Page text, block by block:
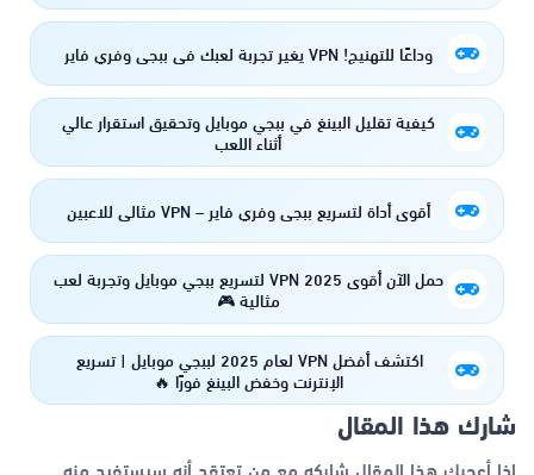
وداعًا للتهنيج! VPN يغير تجربة لعبك في ببجي وفري فاير
كيفية تقليل البينغ في ببجي موبايل وتحقيق استقرار عالي
أثناء اللعب
أقوى أداة لتسريع ببجي وفري فاير – VPN مثالي للاعبين
حمل الآن أقوى VPN 2025 لتسريع ببجي موبايل وتجربة لعب
مثالية 🎮
اكتشف أفضل VPN لعام 2025 لببجي موبايل | تسريع
الإنترنت وخفض البينغ فورًا 🔥
شارك هذا المقال
إذا أعجبك هذا المقال شاركه مع من تعتقد أنه سيستفيد منه.